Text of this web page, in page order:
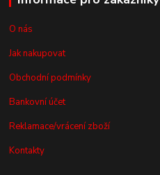
O nás
Jak nakupovat
Obchodní podmínky
Bankovní účet
Reklamace/vrácení zboží
Kontakty